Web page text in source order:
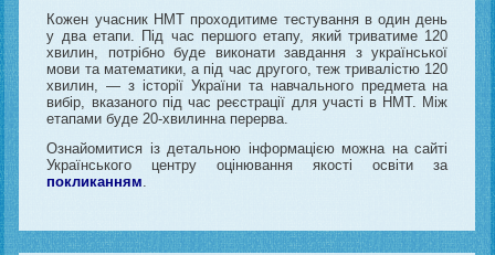
Кожен учасник НМТ проходитиме тестування в один день
у два етапи. Під час першого етапу, який триватиме 120
хвилин, потрібно буде виконати завдання з української
мови та математики, а під час другого, теж тривалістю 120
хвилин, — з історії України та навчального предмета на
вибір, вказаного під час реєстрації для участі в НМТ. Між
етапами буде 20-хвилинна перерва.
Ознайомитися із детальною інформацією можна на сайті
Українського центру оцінювання якості освіти за
покликанням.